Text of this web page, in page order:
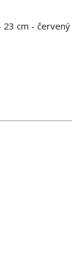
23 cm - červený